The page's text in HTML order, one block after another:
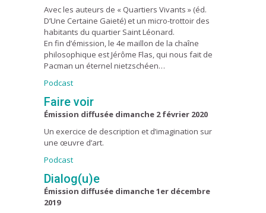
Avec les auteurs de « Quartiers Vivants » (éd.
D’Une Certaine Gaieté) et un micro-trottoir des
habitants du quartier Saint Léonard.
En fin d’émission, le 4e maillon de la chaîne
philosophique est Jérôme Flas, qui nous fait de
Pacman un éternel nietzschéen…
Podcast
Faire voir
Émission diffusée dimanche 2 février 2020
Un exercice de description et d’imagination sur
une œuvre d’art.
Podcast
Dialog(u)e
Émission diffusée dimanche 1er décembre
2019